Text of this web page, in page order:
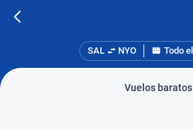
SAL NYO Todo
Vuelos baratos